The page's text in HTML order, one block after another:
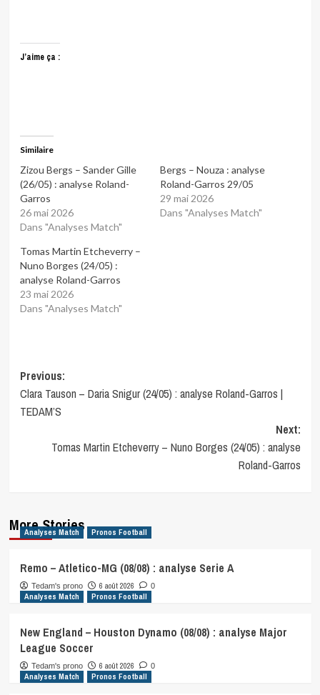
J’aime ça :
Similaire
Zizou Bergs – Sander Gille
(26/05) : analyse Roland-
Garros
26 mai 2026
Dans "Analyses Match"
Bergs – Nouza : analyse
Roland-Garros 29/05
29 mai 2026
Dans "Analyses Match"
Tomas Martin Etcheverry –
Nuno Borges (24/05) :
analyse Roland-Garros
23 mai 2026
Dans "Analyses Match"
Post
navigation
Previous:
Clara Tauson – Daria Snigur (24/05) : analyse Roland-Garros |
TEDAM’S
Next:
Tomas Martin Etcheverry – Nuno Borges (24/05) : analyse
Roland-Garros
More Stories
Analyses Match Pronos Football
Remo – Atletico-MG (08/08) : analyse Serie A
Tedam's prono 6 août 2026 0
Analyses Match Pronos Football
New England – Houston Dynamo (08/08) : analyse Major
League Soccer
Tedam's prono 6 août 2026 0
Analyses Match Pronos Football